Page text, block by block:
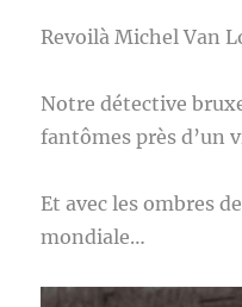
Revoilà Michel Van
Notre détective
fantômes près d’un
Et avec les ombres
mondiale…